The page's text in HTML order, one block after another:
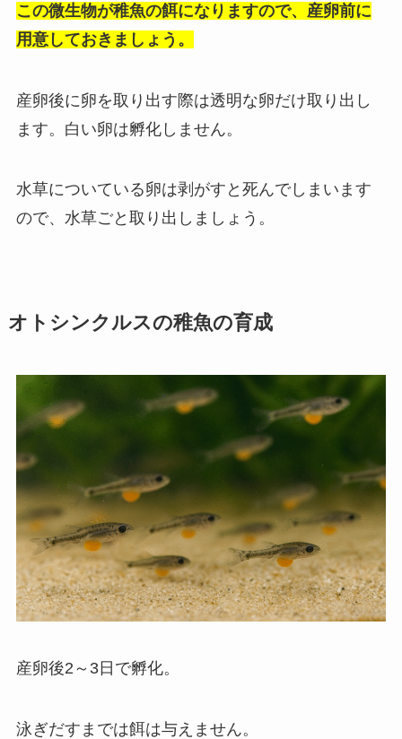
この微生物が稚魚の餌になりますので、産卵前に
用意しておきましょう。
産卵後に卵を取り出す際は透明な卵だけ取り出し
ます。白い卵は孵化しません。
水草についている卵は剥がすと死んでしまいます
ので、水草ごと取り出しましょう。
オトシンクルスの稚魚の育成
産卵後2～3日で孵化。
泳ぎだすまでは餌は与えません。